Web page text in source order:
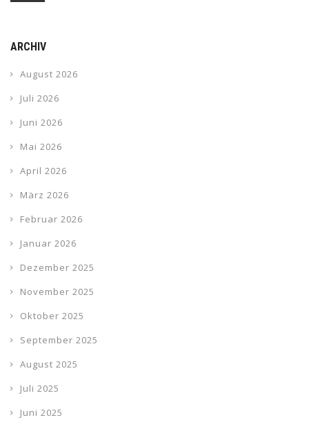
ARCHIV
August 2026
Juli 2026
Juni 2026
Mai 2026
April 2026
März 2026
Februar 2026
Januar 2026
Dezember 2025
November 2025
Oktober 2025
September 2025
August 2025
Juli 2025
Juni 2025